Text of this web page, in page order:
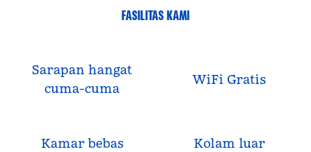
FASILITAS KAMI
Sarapan hangat
cuma-cuma
WiFi Gratis
Kamar bebas
Kolam luar